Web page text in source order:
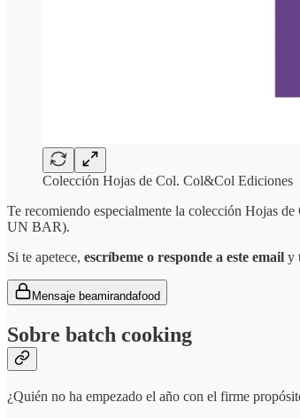
Colección Hojas de Col. Col&Col Ediciones
Te recomiendo especialmente la colección Hojas
UN BAR).
Si te apetece, escríbeme o responde a este email y
Mensaje beamirandafood
Sobre batch cooking
¿Quién no ha empezado el año con el firme